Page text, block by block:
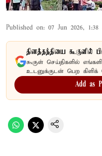
Published on: 07 Jun 2026, 1:38
தினத்தந்தியை கூகுளில்
கூகுள் செய்திகளில்
உடனுக்குடன் பெற கிளிக்
Add as